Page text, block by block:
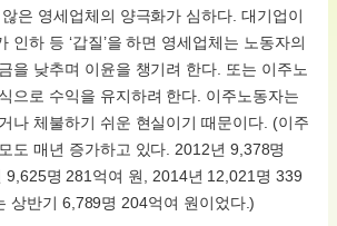
은 영세업체의 양극화가 심하다. 대기업이
인하 등 ‘갑질’을 하면 영세업체는 노동자의
을 낮추며 이윤을 챙기려 한다. 또는 이주노
으로 수익을 유지하려 한다. 이주노동자는
나 체불하기 쉬운 현실이기 때문이다. (이주
도 매년 증가하고 있다. 2012년 9,378명
9,625명 281억여 원, 2014년 12,021명 339
상반기 6,789명 204억여 원이었다.)